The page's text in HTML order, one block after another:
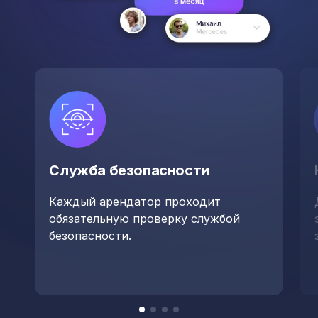
Служба безопасности
Каждый арендатор проходит
обязательную проверку службой
безопасности.
itemitem
itemitem